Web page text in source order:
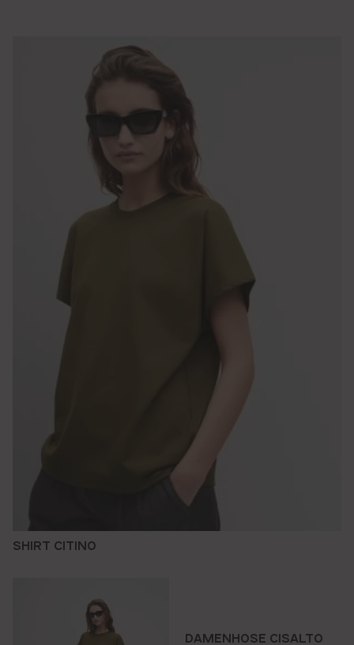
SHIRT CITINO
DAMENHOSE CISALTO